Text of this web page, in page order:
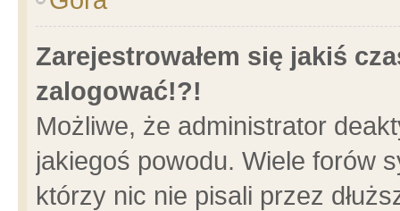
Zarejestrowałem się jakiś
zalogować!?!
Możliwe, że administrator
jakiegoś powodu. Wiele forów
którzy nic nie pisali przez